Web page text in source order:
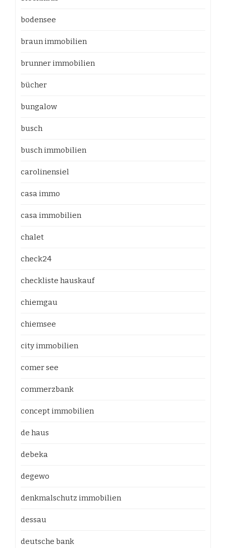
bodensee
braun immobilien
brunner immobilien
bücher
bungalow
busch
busch immobilien
carolinensiel
casa immo
casa immobilien
chalet
check24
checkliste hauskauf
chiemgau
chiemsee
city immobilien
comer see
commerzbank
concept immobilien
de haus
debeka
degewo
denkmalschutz immobilien
dessau
deutsche bank